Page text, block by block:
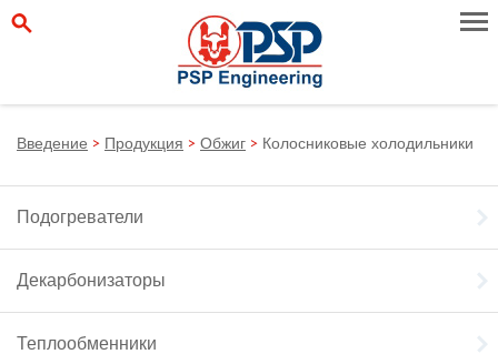
Введение > Продукция > Обжиг > Колосниковые холодильники
Подогреватели
Декарбонизаторы
Теплообменники